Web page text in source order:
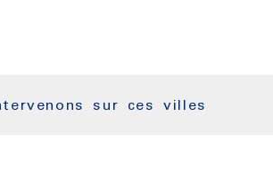
sur ces villes